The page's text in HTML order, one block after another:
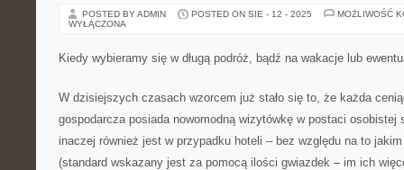
POSTED BY ADMIN POSTED ON SIE - 12 - 2025
MOŻLIWOŚĆ
WYŁĄCZONA
Kiedy wybieramy się w długą podróż, bądź na wakacje lub
W dzisiejszych czasach wzorcem już stało się to, że każda
gospodarcza posiada nowomodną wizytówkę w postaci osobistej
inaczej również jest w przypadku hoteli – bez względu na to
(standard wskazany jest za pomocą ilości gwiazdek – im ich